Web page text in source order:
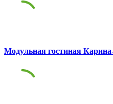
Модульная гостиная